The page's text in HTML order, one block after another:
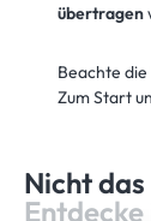
übertragen
Beachte die
Zum Start
Nicht